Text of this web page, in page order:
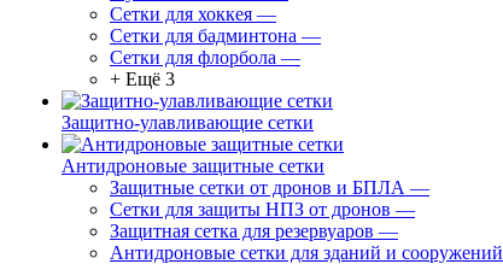
Сетки для хоккея —
Сетки для бадминтона —
Сетки для флорбола —
+ Ещё 3
Защитно-улавливающие сетки
Антидроновые защитные сетки
Защитные сетки от дронов и БПЛА —
Сетки для защиты НПЗ от дронов —
Защитная сетка для резервуаров —
Антидроновые сетки для зданий и сооружений